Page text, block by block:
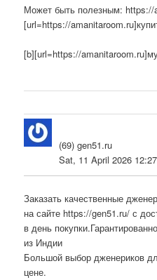
Может быть полезным: https://
[url=https://
[b][url=https://
(69) gen51.ru
Sat, 11 April 2026
Заказать качественные
на сайте https://gen51.ru/ с
в день
из Индии
Большой выбор дженериков
цене.